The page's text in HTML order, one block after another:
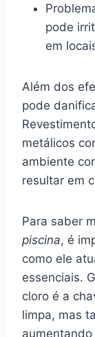
pode
em
Além dos
pode
metálicos
ambiente
resultar em
Para saber
piscina, é
como ele
essenciais.
cloro é a
limpa, mas